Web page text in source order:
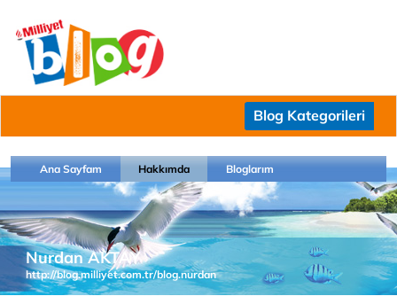
Blog Kategorileri
Ana Sayfam Hakkımda Bloglarım
Nurdan AKTAY
http://blog.milliyet.com.tr/blog.nurdan